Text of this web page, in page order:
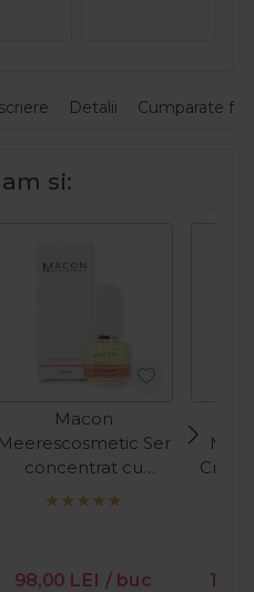
Detalii Cumparate
si:
Macon
Meerescosmetic Ser
concentrat cu
vitamina A
98,00 LEI / buc